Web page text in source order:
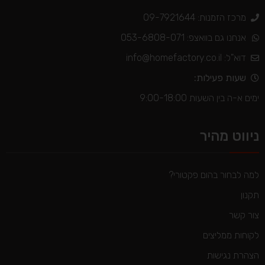
מרכז הזמנות: 09-7921644
אנחנו גם בוואצפ: 053-6808-071
דוא"ל: info@homefactory.co.il
שעות פעילות:
ימים א-ה בין השעות 9:00-18:00
ניווט מהיר
למה לבחור בהום פקטורי?
תקנון
צור קשר
לקוחות ממליצים
הצהרת נגישות